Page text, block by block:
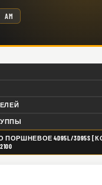
AM
ПОРШНЕВОЕ 4D95L/3D95S